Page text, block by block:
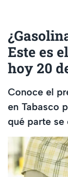
Este es
hoy 20
Conoce el
en Tabasco
qué parte se